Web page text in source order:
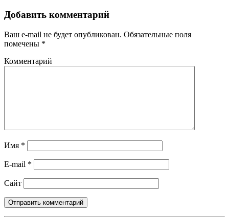
Добавить комментарий
Ваш e-mail не будет опубликован. Обязательные поля
помечены *
Комментарий
Имя *
E-mail *
Сайт